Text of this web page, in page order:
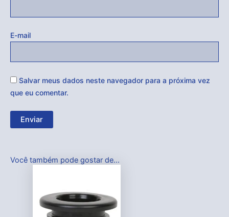
E-mail
Salvar meus dados neste navegador para a próxima vez
que eu comentar.
Você também pode gostar de…